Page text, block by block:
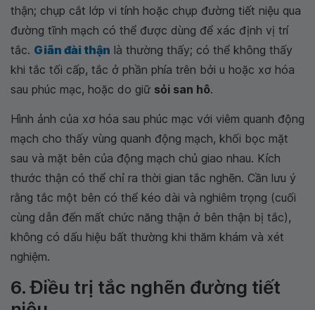
thận; chụp cắt lớp vi tính hoặc chụp đường tiết niệu qua
đường tĩnh mạch có thể được dùng để xác định vị trí
tắc. Giãn đài thận là thường thấy; có thể không thấy
khi tắc tối cấp, tắc ở phần phía trên bởi u hoặc xơ hóa
sau phúc mạc, hoặc do giữ sỏi san hô.
Hình ảnh của xơ hóa sau phúc mạc với viêm quanh động
mạch cho thấy vùng quanh động mạch, khối bọc mặt
sau và mặt bên của động mạch chủ giao nhau. Kích
thước thận có thể chỉ ra thời gian tắc nghẽn. Cần lưu ý
rằng tắc một bên có thể kéo dài và nghiêm trọng (cuối
cùng dẫn đến mất chức năng thận ở bên thận bị tắc),
không có dấu hiệu bất thường khi thăm khám và xét
nghiệm.
6. Điều trị tắc nghẽn đường tiết